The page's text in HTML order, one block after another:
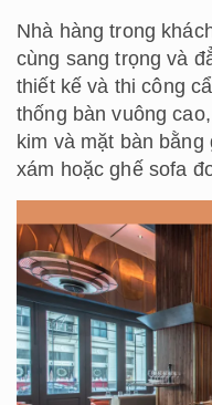
Nhà hàng trong
cùng sang trọng và
thiết kế và thi công
thống bàn vuông
kim và mặt bàn
xám hoặc ghế sofa